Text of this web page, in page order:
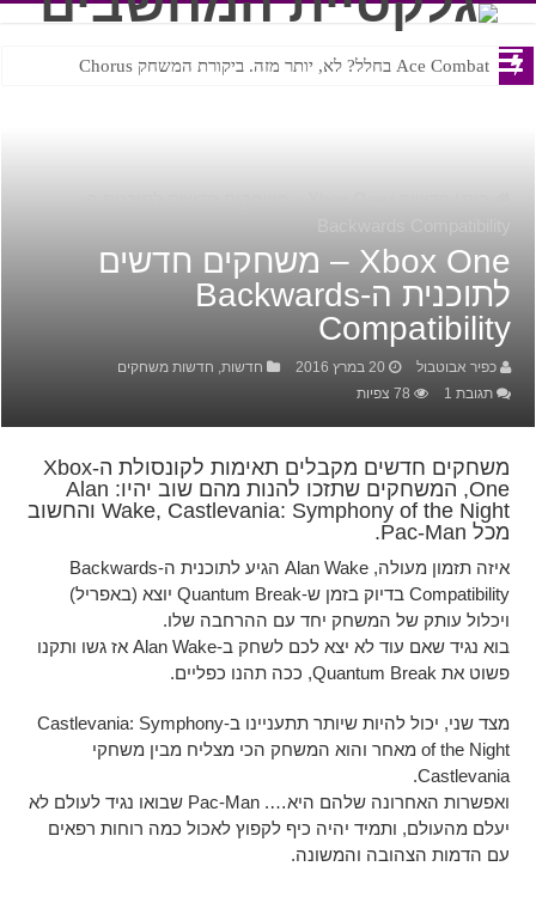
Ace Combat בחלל? לא, יותר מזה. ביקורת המשחק Chorus
Steven Universe והשירים שתורגמו בצורה נוראית לעברית
Xbox One – משחקים חדשים
לתוכנית ה-Backwards
Compatibility
כפיר אבוטבול 20 במרץ 2016 חדשות,חדשות משחקים
תגובת 1
78 צפיות
משחקים חדשים מקבלים תאימות לקונסולת ה-Xbox
One, המשחקים שתזכו להנות מהם שוב יהיו: Alan
Wake, Castlevania: Symphony of the Night והחשוב
מכל Pac-Man.
איזה תזמון מעולה, Alan Wake הגיע לתוכנית ה-Backwards
Compatibility בדיוק בזמן ש-Quantum Break יוצא (באפריל)
ויכלול עותק של המשחק יחד עם ההרחבה שלו.
בוא נגיד שאם עוד לא יצא לכם לשחק ב-Alan Wake אז גשו ותקנו
פשוט את Quantum Break, ככה תהנו כפליים.
מצד שני, יכול להיות שיותר תתעניינו ב-Castlevania: Symphony
of the Night מאחר והוא המשחק הכי מצליח מבין משחקי
Castlevania.
ואפשרות האחרונה שלהם היא…. Pac-Man שבואו נגיד לעולם לא
יעלם מהעולם, ותמיד יהיה כיף לקפוץ לאכול כמה רוחות רפאים
עם הדמות הצהובה והמשונה.